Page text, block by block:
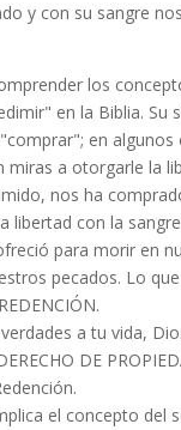
y con su sangre
los
en la Biblia. Su
en
miras a otorgarle la
nos ha
libertad con la
para morir en
pecados. Lo
a tu vida,
DE
el concepto del